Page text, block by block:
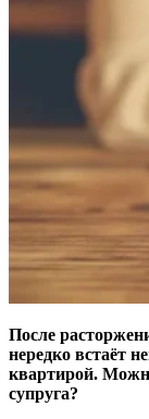
После
нередко встаёт
квартирой.
супруга?